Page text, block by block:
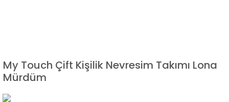
My Touch Çift Kişilik Nevresim Takımı Lona
Mürdüm